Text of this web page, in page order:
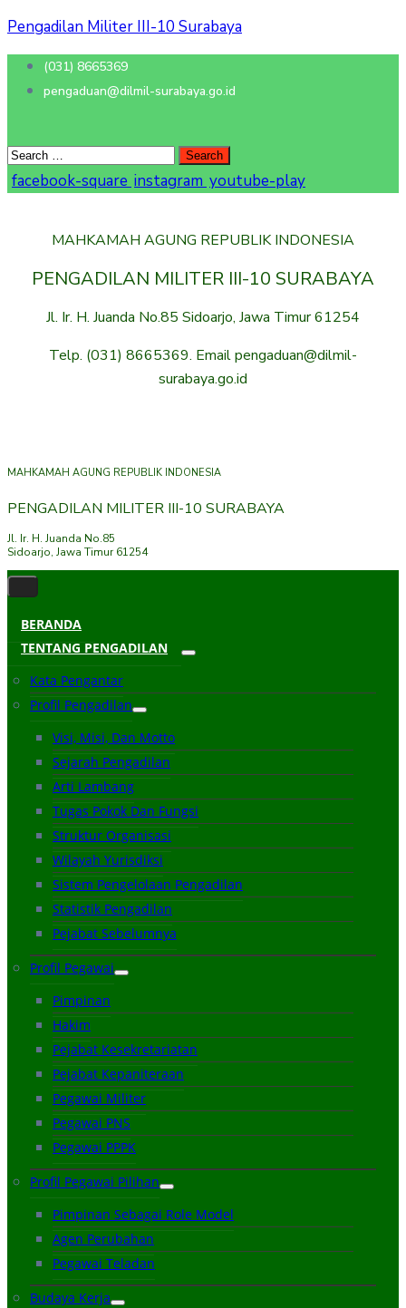
Pengadilan Militer III-10 Surabaya
(031) 8665369
pengaduan@dilmil-surabaya.go.id
facebook-square instagram youtube-play
MAHKAMAH AGUNG REPUBLIK INDONESIA
PENGADILAN MILITER III-10 SURABAYA
Jl. Ir. H. Juanda No.85 Sidoarjo, Jawa Timur 61254
Telp. (031) 8665369. Email pengaduan@dilmil-
surabaya.go.id
MAHKAMAH AGUNG REPUBLIK INDONESIA
PENGADILAN MILITER III-10 SURABAYA
Jl. Ir. H. Juanda No.85
Sidoarjo, Jawa Timur 61254
BERANDA
TENTANG PENGADILAN
Kata Pengantar
Profil Pengadilan
Visi, Misi, Dan Motto
Sejarah Pengadilan
Arti Lambang
Tugas Pokok Dan Fungsi
Struktur Organisasi
Wilayah Yurisdiksi
Sistem Pengelolaan Pengadilan
Statistik Pengadilan
Pejabat Sebelumnya
Profil Pegawai
Pimpinan
Hakim
Pejabat Kesekretariatan
Pejabat Kepaniteraan
Pegawai Militer
Pegawai PNS
Pegawai PPPK
Profil Pegawai Pilihan
Pimpinan Sebagai Role Model
Agen Perubahan
Pegawai Teladan
Budaya Kerja